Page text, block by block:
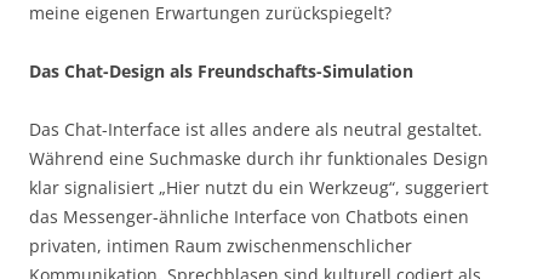
meine eigenen Erwartungen zurückspiegelt?
Das Chat-Design als Freundschafts-Simulation
Das Chat-Interface ist alles andere als neutral gestaltet.
Während eine Suchmaske durch ihr funktionales Design
klar signalisiert „Hier nutzt du ein Werkzeug“, suggeriert
das Messenger-ähnliche Interface von Chatbots einen
privaten, intimen Raum zwischenmenschlicher